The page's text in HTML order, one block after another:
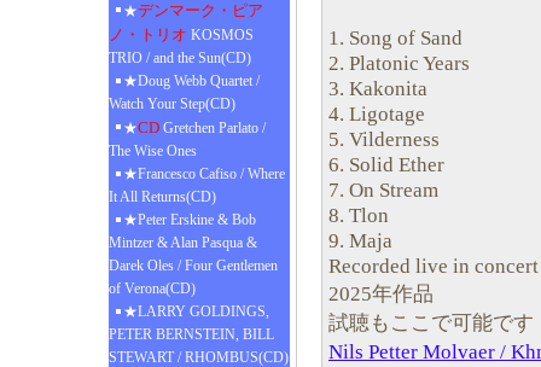
★デンマーク・ピア
ノ・トリオ KOSMOS
TRIO / and the Sun(CD)
★Doug Webb Quartet /
Watch Your Step(CD)
★CD Gretchen Parlato /
The Wise Ones
★Francesco Cafiso / Where
It All Returns(CD)
★Peter Erskine & Bob
Mintzer & Alan Pasqua &
Darek Oles / Four Gentlemen
of Verona(CD)
★LARRY GOLDINGS,
PETER BERNSTEIN, BILL
STEWART / RHOMBUS(CD)
1. Song of Sand
2. Platonic Years
3. Kakonita
4. Ligotage
5. Vilderness
6. Solid Ether
7. On Stream
8. Tlon
9. Maja
Recorded live in
2025年作品
試聴もここで可能です
Nils Petter Molvaer /